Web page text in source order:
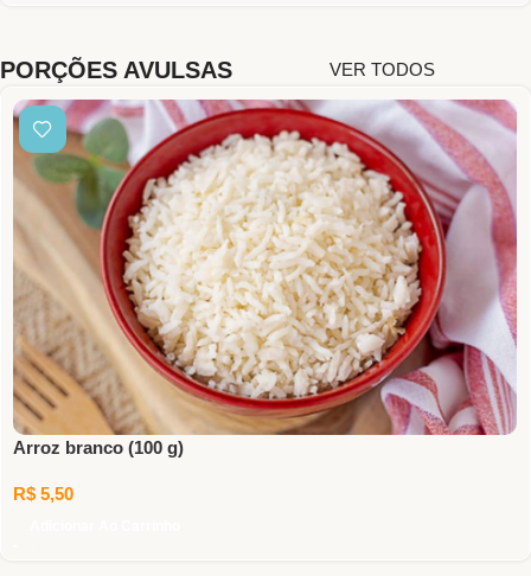
PORÇÕES AVULSAS VER TODOS
Arroz branco (100 g)
R$ 5,50